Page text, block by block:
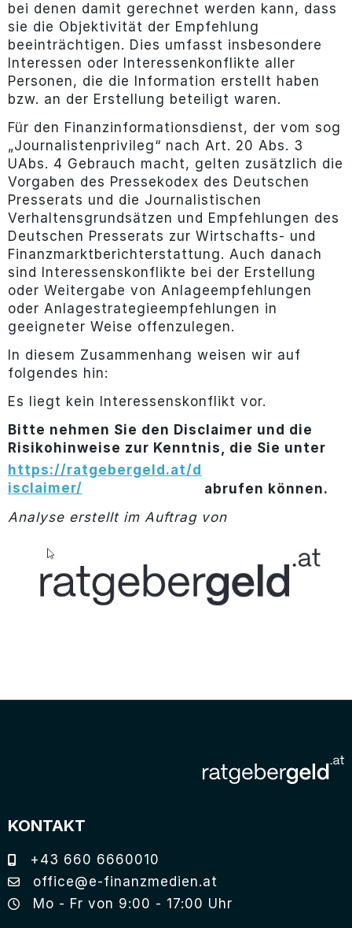
bei denen damit gerechnet werden kann, dass
sie die Objektivität der Empfehlung
beeinträchtigen. Dies umfasst insbesondere
Interessen oder Interessenkonflikte aller
Personen, die die Information erstellt haben
bzw. an der Erstellung beteiligt waren.
Für den Finanzinformationsdienst, der vom sog
„Journalistenprivileg“ nach Art. 20 Abs. 3
UAbs. 4 Gebrauch macht, gelten zusätzlich die
Vorgaben des Pressekodex des Deutschen
Presserats und die Journalistischen
Verhaltensgrundsätzen und Empfehlungen des
Deutschen Presserats zur Wirtschafts- und
Finanzmarktberichterstattung. Auch danach
sind Interessenskonflikte bei der Erstellung
oder Weitergabe von Anlageempfehlungen
oder Anlagestrategieempfehlungen in
geeigneter Weise offenzulegen.
In diesem Zusammenhang weisen wir auf
folgendes hin:
Es liegt kein Interessenskonflikt vor.
Bitte nehmen Sie den Disclaimer und die
Risikohinweise zur Kenntnis, die Sie unter
https://ratgebergeld.at/d
isclaimer/
abrufen können.
Analyse erstellt im Auftrag von
KONTAKT
+43 660 6660010
office@e-finanzmedien.at
Mo - Fr von 9:00 - 17:00 Uhr